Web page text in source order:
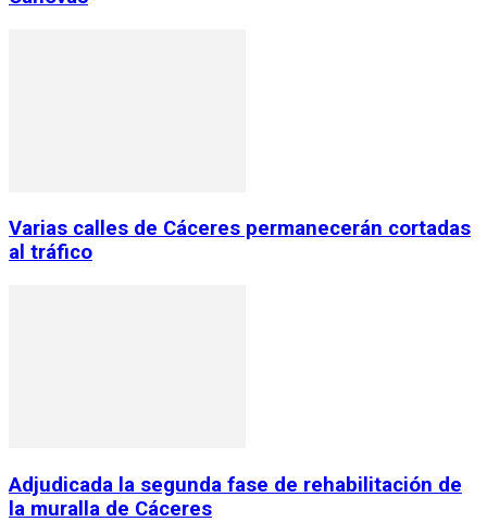
Varias calles de Cáceres permanecerán cortadas
al tráfico
Adjudicada la segunda fase de rehabilitación de
la muralla de Cáceres